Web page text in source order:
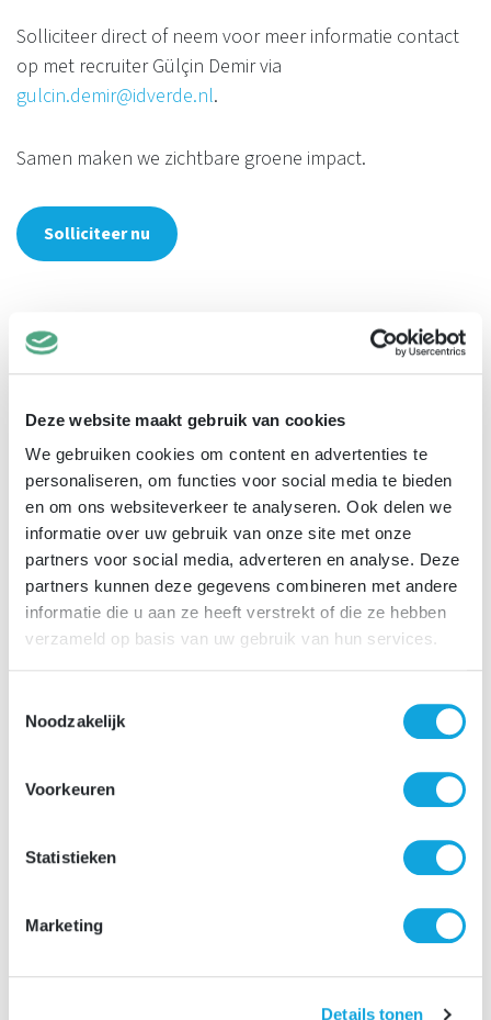
Deze website maakt gebruik van cookies
We gebruiken cookies om content en advertenties te
personaliseren, om functies voor social media te bieden
en om ons websiteverkeer te analyseren. Ook delen we
informatie over uw gebruik van onze site met onze
partners voor social media, adverteren en analyse. Deze
partners kunnen deze gegevens combineren met andere
informatie die u aan ze heeft verstrekt of die ze hebben
verzameld op basis van uw gebruik van hun services.
Noodzakelijk
Voorkeuren
Statistieken
Marketing
Details tonen
Solliciteer direct of neem voor meer informatie contact
op met recruiter Gülçin Demir via
gulcin.demir@idverde.nl.
Samen maken we zichtbare groene impact.
Solliciteer nu
Deel deze vacature: LinkedInRedditSnapchat
SOLLICITATIE procedure
Solliciteer direct via de sollicitatiebutton, binnen enkele
minuten zal je een automatische sollicitatiebevestiging
ontvangen. Benieuwd naar het vervolgtraject? Lees